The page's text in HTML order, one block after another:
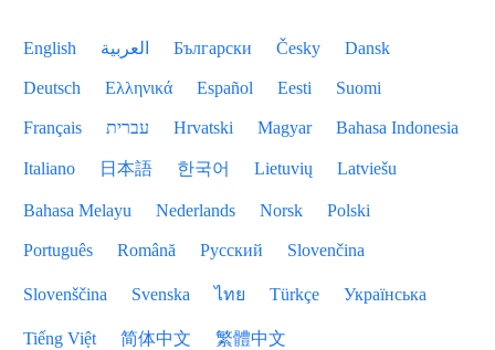
English العربية Български Česky Dansk
Deutsch Ελληνικά Español Eesti Suomi
Français עברית Hrvatski Magyar Bahasa Indonesia
Italiano 日本語 한국어 Lietuvių Latviešu
Bahasa Melayu Nederlands Norsk Polski
Português Română Русский Slovenčina
Slovenščina Svenska ไทย Türkçe Українська
Tiếng Việt 简体中文 繁體中文